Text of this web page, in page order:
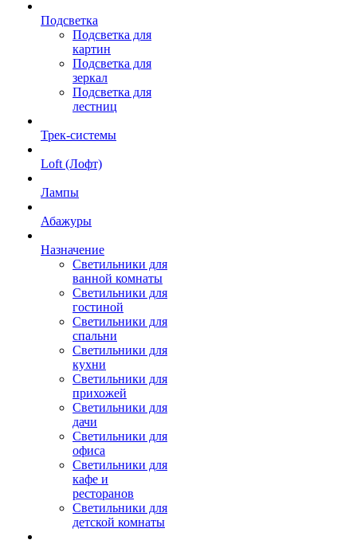
Подсветка
Подсветка для
картин
Подсветка для
зеркал
Подсветка для
лестниц
Трек-системы
Loft (Лофт)
Лампы
Абажуры
Назначение
Светильники для
ванной комнаты
Светильники для
гостиной
Светильники для
спальни
Светильники для
кухни
Светильники для
прихожей
Светильники для
дачи
Светильники для
офиса
Светильники для
кафе и
ресторанов
Светильники для
детской комнаты